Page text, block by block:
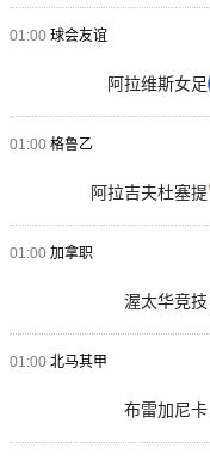
01:00 球会友谊
阿拉维斯女足
01:00 格鲁乙
阿拉吉夫杜塞提
01:00 加拿职
渥太华竞技
01:00 北马其甲
布雷加尼卡